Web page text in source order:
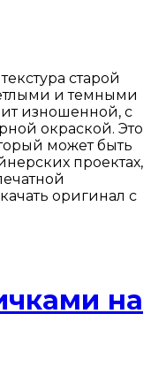
старой
и темными
изношенной, с
окраской. Это
может быть
проектах,
оригинал с
на